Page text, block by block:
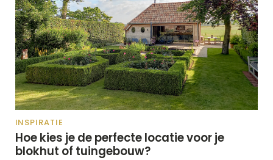
INSPIRATIE
Hoe kies je de perfecte locatie voor je
blokhut of tuingebouw?